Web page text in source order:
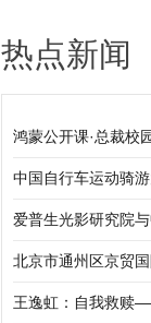
热点新闻
鸿蒙公开课·总裁校
技术与思想的“破界”
中国自行车运动骑
骑手齐竞技 以赛为
爱普生光影研究院
艺术新华章
北京市通州区京贸
促进活动
王逸虹：自我救赎